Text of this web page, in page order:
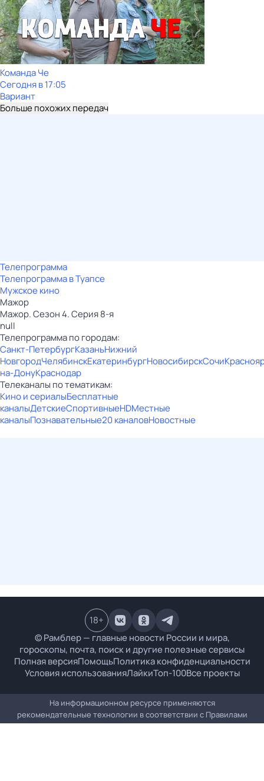
Команда Че
Сегодня в 17:05
Вариант
Больше похожих передач
Телепрограмма
Телепрограмма в Туапсе
Мужское кино
Мажор
Мажор. Сезон 4. Серия 8-я
null
Телепрограмма по городам:
Санкт-ПетербургКазаньНижний
НовгородЧелябинскЕкатеринбургНовосибирскСочи
на-ДонуКраснодар
Телеканалы по тематикам:
Кино и сериалыБесплатные
каналыДетскиеСпортивныеHDМестные
каналыПознавательные20 каналовНовостные
© Рамблер — главные новости России и мира,
гороскопы, почта, поиск и другие полезные сервисы
Полная версияПомощьПолитика конфиденциальности
Условия использованияЛайкиТоп-100Все проекты
18+
На информационном ресурсе применяются
рекомендательные технологии в соответствии с Правилами